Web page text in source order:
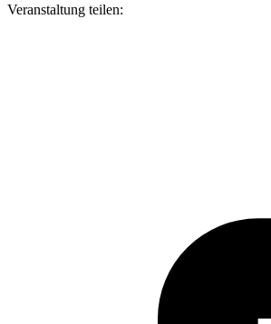
Veranstaltung teilen: